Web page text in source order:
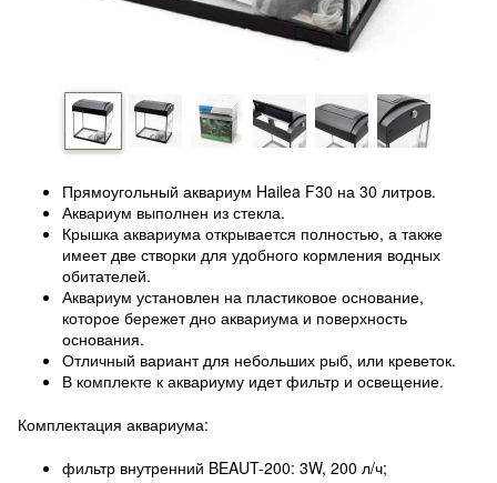
Прямоугольный аквариум Hailea F30 на 30 литров.
Аквариум выполнен из стекла.
Крышка аквариума открывается полностью, а также
имеет две створки для удобного кормления водных
обитателей.
Аквариум установлен на пластиковое основание,
которое бережет дно аквариума и поверхность
основания.
Отличный вариант для небольших рыб, или креветок.
В комплекте к аквариуму идет фильтр и освещение.
Комплектация аквариума:
фильтр внутренний BEAUT-200: 3W, 200 л/ч;